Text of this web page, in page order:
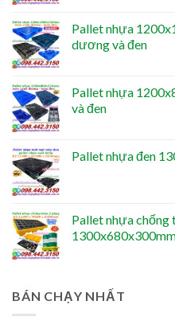
Pallet nhựa
dương và đen
Pallet nhựa
và đen
Pallet nhựa đen
Pallet nhựa chống
BÁN CHẠY NHẤT